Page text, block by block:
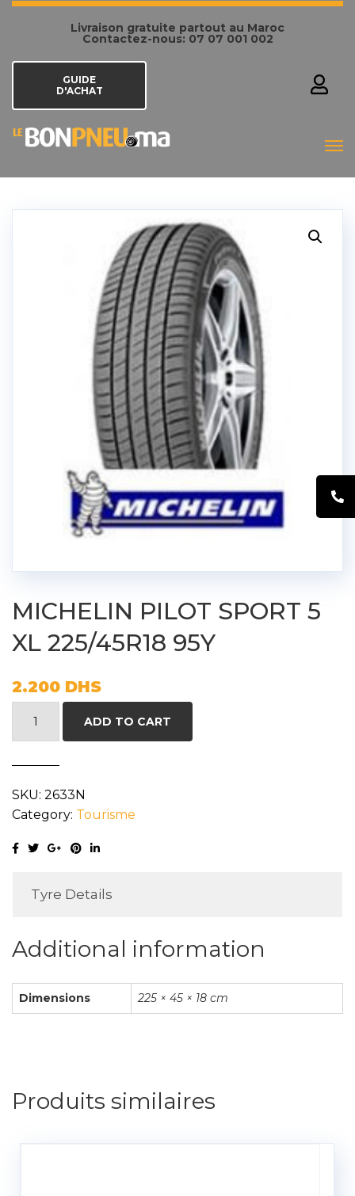
Livraison gratuite partout au Maroc
Contactez-nous: 07 07 001 002
GUIDE
D'ACHAT
MICHELIN PILOT SPORT 5
XL 225/45R18 95Y
2.200 DHS
XL
225/45R18
95Y
ADD TO CART
SKU: 2633N
Category: Tourisme
Tyre Details
Additional information
Dimensions 225 × 45 × 18 cm
Produits similaires